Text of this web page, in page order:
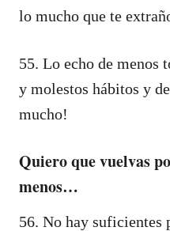
lo mucho que te
55. Lo echo de menos
y molestos hábitos y
mucho!
Quiero que vuelvas
menos…
56. No hay suficientes